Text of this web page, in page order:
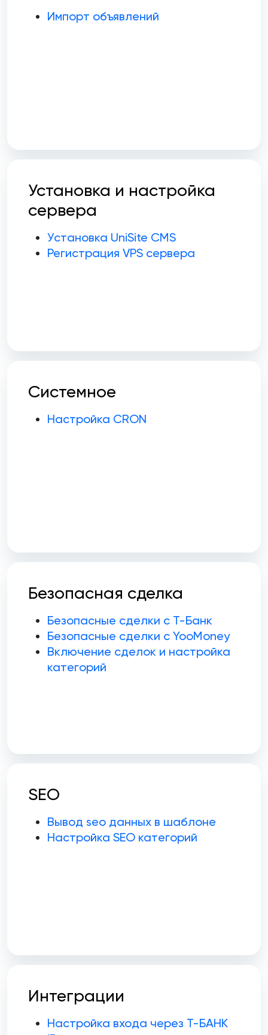
Импорт объявлений
Установка и настройка
сервера
Установка UniSite CMS
Регистрация VPS сервера
Системное
Настройка CRON
Безопасная сделка
Безопасные сделки с Т-Банк
Безопасные сделки с YooMoney
Включение сделок и настройка
категорий
SEO
Вывод seo данных в шаблоне
Настройка SEO категорий
Интеграции
Настройка входа через Т-БАНК